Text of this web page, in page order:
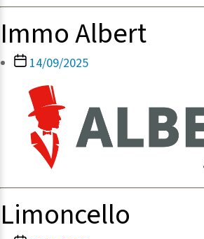
Immo Albert
Berichtdatum
14/09/2025
Limoncello